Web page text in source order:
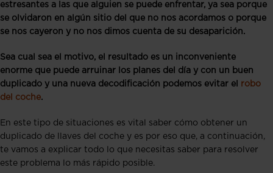
estresantes a las que alguien se puede enfrentar, ya sea porque
se olvidaron en algún sitio del que no nos acordamos o porque
se nos cayeron y no nos dimos cuenta de su desaparición.
Sea cual sea el motivo, el resultado es un inconveniente
enorme que puede arruinar los planes del día y con un buen
duplicado y una nueva decodificación podemos evitar el
robo
del coche.
En este tipo de situaciones es vital saber cómo obtener un
duplicado de llaves del coche y es por eso que, a continuación,
te vamos a explicar todo lo que necesitas saber para resolver
este problema lo más rápido posible.